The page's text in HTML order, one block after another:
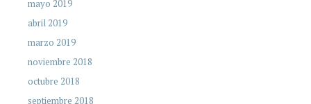
mayo 2019
abril 2019
marzo 2019
noviembre 2018
octubre 2018
septiembre 2018